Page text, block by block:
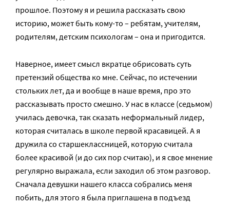
прошлое. Поэтому я и решила рассказать свою
историю, может быть кому-то – ребятам, учителям,
родителям, детским психологам – она и пригодится.
Наверное, имеет смысл вкратце обрисовать суть
претензий общества ко мне. Сейчас, по истечении
стольких лет, да и вообще в наше время, про это
рассказывать просто смешно. У нас в классе (седьмом)
училась девочка, так сказать неформальный лидер,
которая считалась в школе первой красавицей. А я
дружила со старшеклассницей, которую считала
более красивой (и до сих пор считаю), и я свое мнение
регулярно выражала, если заходил об этом разговор.
Сначала девушки нашего класса собрались меня
побить, для этого я была приглашена в подъезд